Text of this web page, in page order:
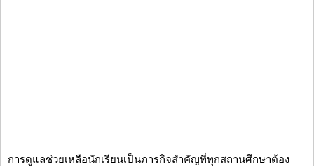
การดูแลช่วยเหลือนักเรียนเป็นภารกิจสำคัญที่ทุกสถานศึกษาต้อง